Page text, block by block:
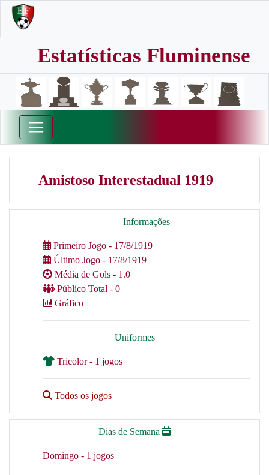
Estatísticas Fluminense
Amistoso Interestadual 1919
Informações
Primeiro Jogo - 17/8/1919
Último Jogo - 17/8/1919
Média de Gols - 1.0
Público Total - 0
Gráfico
Uniformes
Tricolor - 1 jogos
Todos os jogos
Dias de Semana
Domingo - 1 jogos